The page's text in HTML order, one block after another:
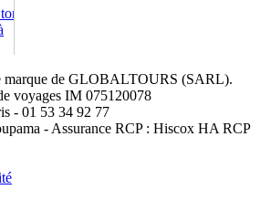
marque de GLOBALTOURS (SARL).
voyages IM 075120078
- 01 53 34 92 77
- Assurance RCP : Hiscox HA RCP